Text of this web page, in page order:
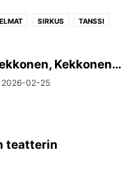
SIRKUS TANSSI
Kekkonen…
2026-02-25
teatterin